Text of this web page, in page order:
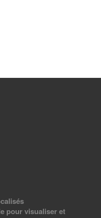
pour visualiser et